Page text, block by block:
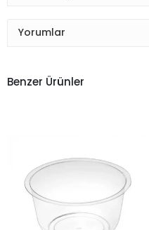
Yorumlar
Benzer Ürünler